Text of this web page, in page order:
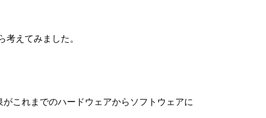
えてみました。
これまでのハードウェアからソフトウェアに